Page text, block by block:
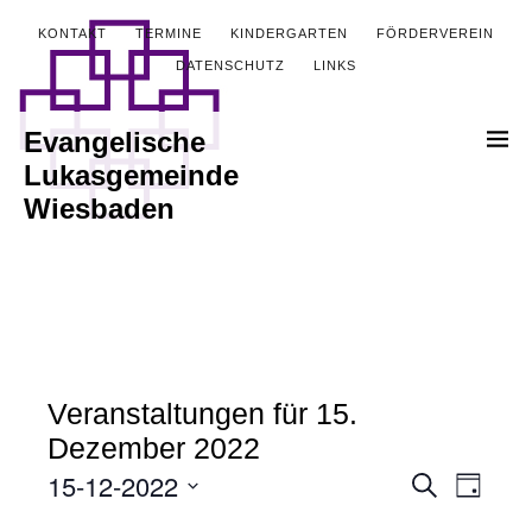
KONTAKT TERMINE KINDERGARTEN FÖRDERVEREIN
DATENSCHUTZ LINKS
Evangelische
Lukasgemeinde
Wiesbaden
Veranstaltungen für 15.
Dezember 2022
Suche Tag
15-12-2022